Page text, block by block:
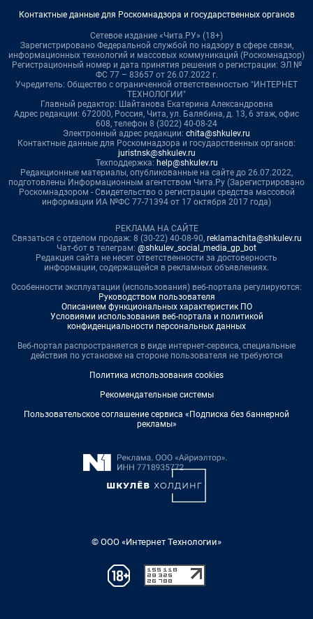
Контактные данные для Роскомнадзора и государственных органов
Сетевое издание «Чита.РУ» (18+)
Зарегистрировано Федеральной службой по надзору в сфере связи,
информационных технологий и массовых коммуникаций (Роскомнадзор)
Регистрационный номер и дата принятия решения о регистрации: ЭЛ №
ФС 77 – 83657 от 26.07.2022 г.
Учредитель: Общество с ограниченной ответственностью "ИНТЕРНЕТ
ТЕХНОЛОГИИ"
Главный редактор: Шайтанова Екатерина Александровна
Адрес редакции: 672000, Россия, Чита, ул. Балябина, д. 13, 6 этаж, офис
608, телефон 8 (3022) 40-08-24
Электронный адрес редакции: chita@shkulev.ru
Контактные данные для Роскомнадзора и государственных органов:
juristnsk@shkulev.ru
Техподдержка: help@shkulev.ru
Редакционные материалы, опубликованные на сайте до 26.07.2022,
подготовлены Информационным агентством Чита.Ру (Зарегистрировано
Роскомнадзором - Свидетельство о регистрации средства массовой
информации ИА №ФС 77-71394 от 17 октября 2017 года)
РЕКЛАМА НА САЙТЕ
Связаться с отделом продаж: 8 (30-22) 40-08-90, reklamachita@shkulev.ru
Чат-бот в телеграм: @shkulev_social_media_gp_bot
Редакция сайта не несет ответственности за достоверность
информации, содержащейся в рекламных объявлениях.
Особенности эксплуатации (использования) веб-портала регулируются:
Руководством пользователя
Описанием функциональных характеристик ПО
Условиями использования веб-портала и политикой
конфиденциальности персональных данных
Веб-портал распространяется в виде интернет-сервиса, специальные
действия по установке на стороне пользователя не требуются
Политика использования cookies
Рекомендательные системы
Пользовательское соглашение сервиса «Подписка без баннерной
рекламы»
© ООО «Интернет Технологии»